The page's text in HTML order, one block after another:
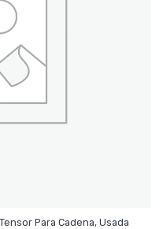
Para Cadena, Usada